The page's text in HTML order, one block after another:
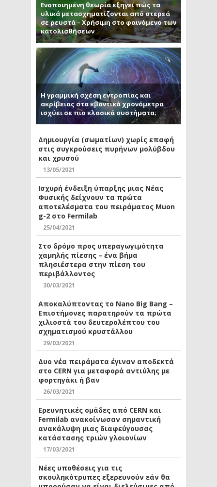
Ενοποιημένη θεωρία εξηγεί πώς τα
υλικά μετασχηματίζονται από στερεά
σε ρευστά – Χρήσιμη στο φαινόμενο των
κατολισθήσεων
Η γραμμική σχέση εντροπίας και
ακρίβειας στα κβαντικά χρονόμετρα
ισχύει σε πιο κλασικά συστήματα;
Δημιουργία (σωματίων) χωρίς επαφή
στις συγκρούσεις πυρήνων μολύβδου
και χρυσού
13/05/2021
Ισχυρή ένδειξη ύπαρξης μιας Νέας
Φυσικής δείχνουν τα πρώτα
αποτελέσματα του πειράματος Muon
g-2 στο Fermilab
25/04/2021
Στο δρόμο προς υπεραγωγιμότητα
χαμηλής πίεσης – ένα βήμα
πλησιέστερα στην πίεση του
περιβάλλοντος
30/03/2021
Αποκαλύπτοντας το Nano Big Bang –
Επιστήμονες παρατηρούν τα πρώτα
χιλιοστά του δευτερολέπτου του
σχηματισμού κρυστάλλου
29/03/2021
Δυο νέα πειράματα έγιναν αποδεκτά
στο CERN για μεταφορά αντιύλης με
φορτηγάκι ή βαν
26/03/2021
Ερευνητικές ομάδες από CERN και
Fermilab ανακοίνωσαν σημαντική
ανακάλυψη μιας διαφεύγουσας
κατάστασης τριών γλοιονίων
17/03/2021
Νέες υποθέσεις για τις
σκουληκότρυπες εξερευνούν εάν θα